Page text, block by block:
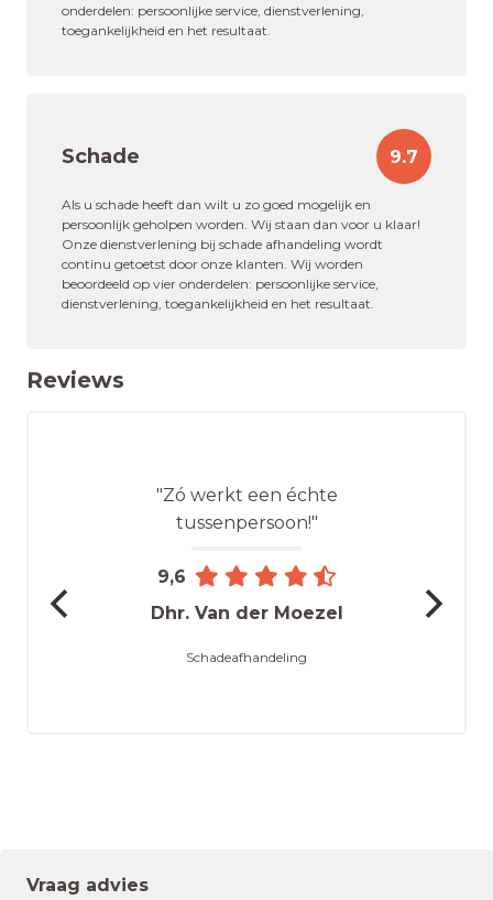
onderdelen: persoonlijke service, dienstverlening,
toegankelijkheid en het resultaat.
Schade 9.7
Als u schade heeft dan wilt u zo goed mogelijk en
persoonlijk geholpen worden. Wij staan dan voor u klaar!
Onze dienstverlening bij schade afhandeling wordt
continu getoetst door onze klanten. Wij worden
beoordeeld op vier onderdelen: persoonlijke service,
dienstverlening, toegankelijkheid en het resultaat.
Reviews
"Zó werkt een échte
tussenpersoon!"
9,6
Dhr. Van der Moezel
Schadeafhandeling
Vraag advies